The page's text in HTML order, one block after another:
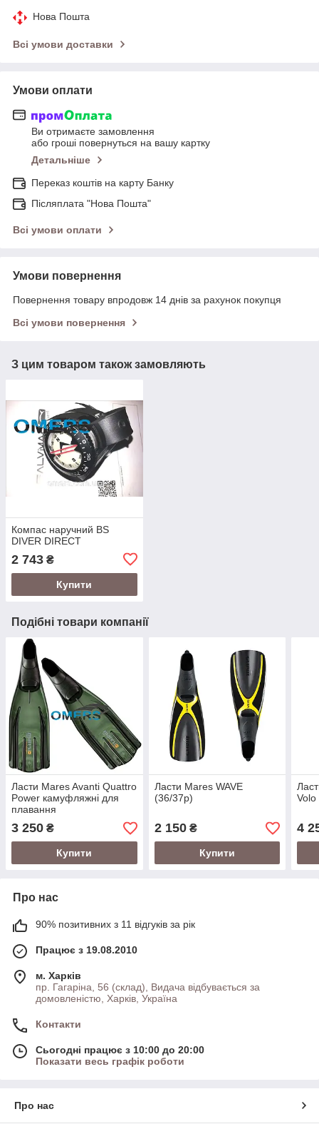
Нова Пошта
Всі умови доставки
Умови оплати
Ви отримаєте замовлення
або гроші повернуться на вашу картку
Детальніше
Переказ коштів на карту Банку
Післяплата "Нова Пошта"
Всі умови оплати
Умови повернення
Повернення товару впродовж 14 днів за рахунок покупця
Всі умови повернення
З цим товаром також замовляють
Компас наручний BS
DIVER DIRECT
2 743 ₴
Купити
Подібні товари компанії
Ласти Mares Avanti Quattro
Power камуфляжні для
плавання
3 250 ₴
Купити
Ласти Mares WAVE
(36/37р)
2 150₴
Купити
Volo
4
Про нас
90% позитивних з 11 відгуків за рік
Працює з 19.08.2010
м. Харків
пр. Гагаріна, 56 (склад), Видача відбувається за
домовленістю, Харків, Україна
Контакти
Сьогодні працює з 10:00 до 20:00
Показати весь графік роботи
Про нас